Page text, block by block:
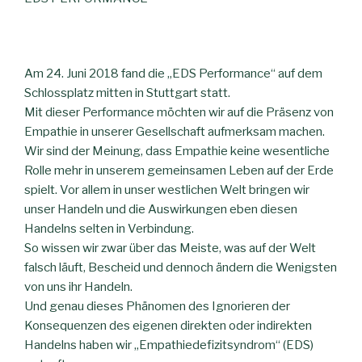
Am 24. Juni 2018 fand die „EDS Performance“ auf dem
Schlossplatz mitten in Stuttgart statt.
Mit dieser Performance möchten wir auf die Präsenz von
Empathie in unserer Gesellschaft aufmerksam machen.
Wir sind der Meinung, dass Empathie keine wesentliche
Rolle mehr in unserem gemeinsamen Leben auf der Erde
spielt. Vor allem in unser westlichen Welt bringen wir
unser Handeln und die Auswirkungen eben diesen
Handelns selten in Verbindung.
So wissen wir zwar über das Meiste, was auf der Welt
falsch läuft, Bescheid und dennoch ändern die Wenigsten
von uns ihr Handeln.
Und genau dieses Phänomen des Ignorieren der
Konsequenzen des eigenen direkten oder indirekten
Handelns haben wir „Empathiedefizitsyndrom“ (EDS)